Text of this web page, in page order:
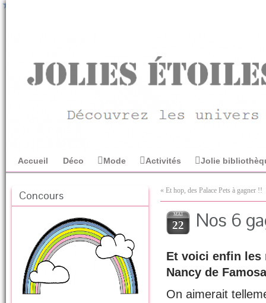
Accueil Déco Mode Activités Jolie
Concours « Et hop, des Palace Pets à gagner !!
MAI
22 Nos 6
Et voici enfin les
Nancy de
On aimerait